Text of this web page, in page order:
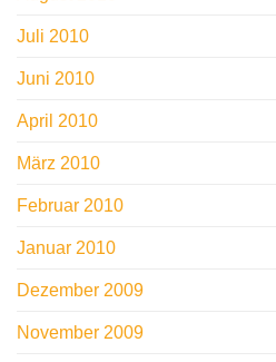
Juli 2010
Juni 2010
April 2010
März 2010
Februar 2010
Januar 2010
Dezember 2009
November 2009